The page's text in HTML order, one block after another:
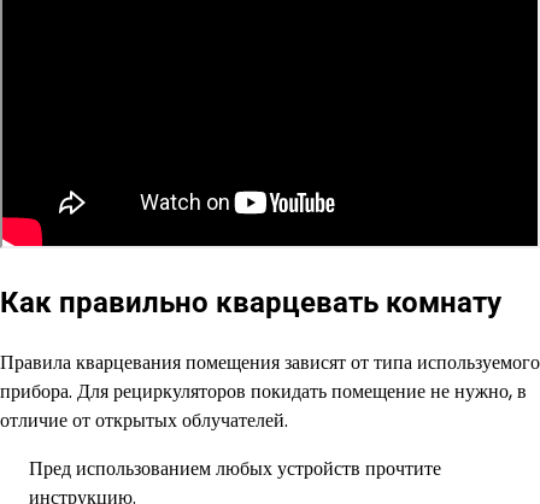
Как правильно кварцевать комнату
Правила кварцевания помещения зависят от типа используемого
прибора. Для рециркуляторов покидать помещение не нужно, в
отличие от открытых облучателей.
Пред использованием любых устройств прочтите
инструкцию.